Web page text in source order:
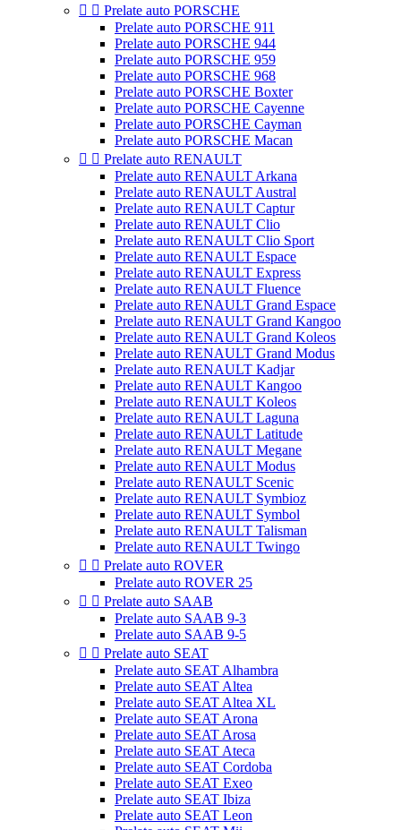
  Prelate auto PORSCHE
Prelate auto PORSCHE 911
Prelate auto PORSCHE 944
Prelate auto PORSCHE 959
Prelate auto PORSCHE 968
Prelate auto PORSCHE Boxter
Prelate auto PORSCHE Cayenne
Prelate auto PORSCHE Cayman
Prelate auto PORSCHE Macan
  Prelate auto RENAULT
Prelate auto RENAULT Arkana
Prelate auto RENAULT Austral
Prelate auto RENAULT Captur
Prelate auto RENAULT Clio
Prelate auto RENAULT Clio Sport
Prelate auto RENAULT Espace
Prelate auto RENAULT Express
Prelate auto RENAULT Fluence
Prelate auto RENAULT Grand Espace
Prelate auto RENAULT Grand Kangoo
Prelate auto RENAULT Grand Koleos
Prelate auto RENAULT Grand Modus
Prelate auto RENAULT Kadjar
Prelate auto RENAULT Kangoo
Prelate auto RENAULT Koleos
Prelate auto RENAULT Laguna
Prelate auto RENAULT Latitude
Prelate auto RENAULT Megane
Prelate auto RENAULT Modus
Prelate auto RENAULT Scenic
Prelate auto RENAULT Symbioz
Prelate auto RENAULT Symbol
Prelate auto RENAULT Talisman
Prelate auto RENAULT Twingo
  Prelate auto ROVER
Prelate auto ROVER 25
  Prelate auto SAAB
Prelate auto SAAB 9-3
Prelate auto SAAB 9-5
  Prelate auto SEAT
Prelate auto SEAT Alhambra
Prelate auto SEAT Altea
Prelate auto SEAT Altea XL
Prelate auto SEAT Arona
Prelate auto SEAT Arosa
Prelate auto SEAT Ateca
Prelate auto SEAT Cordoba
Prelate auto SEAT Exeo
Prelate auto SEAT Ibiza
Prelate auto SEAT Leon